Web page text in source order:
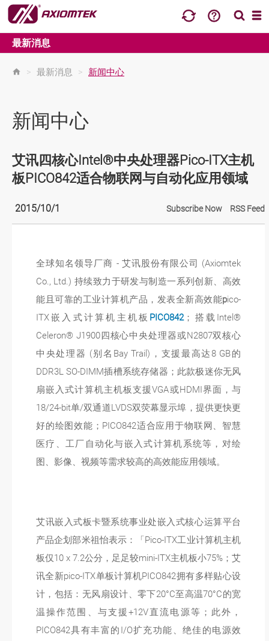
最新消息
> 最新消息 > 新闻中心
新闻中心
艾讯四核心Intel®中央处理器Pico-ITX主机
板PICO842适合物联网与自动化应用领域
2015/10/1 Subscribe Now RSS Feed
全球知名领导厂商 - 艾讯股份有限公司 (Axiomtek
Co., Ltd.) 持续致力于研发与制造一系列创新、高效
能且可靠的工业计算机产品，发表全新高效能pico-
ITX嵌入式计算机主机板 PICO842；搭载Intel®
Celeron® J1900四核心中央处理器或N2807双核心
中央处理器 (别名Bay Trail)，支援最高达8 GB的
DDR3L SO-DIMM插槽系统存储器；此款极迷你无风
扇嵌入式计算机主机板支援VGA或HDMI界面，与
18/24-bit单/双通道LVDS双荧幕显示埠，提供更快更
好的绘图效能；PICO842适合应用于物联网、智慧
医疗、工厂自动化与嵌入式计算机系统等，对绘
图、影像、视频等需求较高的高效能应用领域。
艾讯嵌入式板卡暨系统事业处嵌入式核心运算平台
产品企划部米祖怡表示：「Pico-ITX工业计算机主机
板仅10 x 7.2公分，足足较mini-ITX主机板小75%；艾
讯全新pico-ITX单板计算机PICO842拥有多样贴心设
计，包括：无风扇设计、零下20°C至高温70°C的宽
温操作范围、与支援+12V直流电源等；此外，
PICO842具有丰富的I/O扩充功能、绝佳的电源效